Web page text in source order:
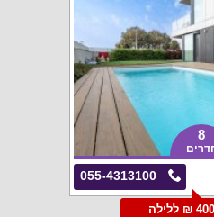
8
055-4313100
החל מ4000 ₪ ללילה